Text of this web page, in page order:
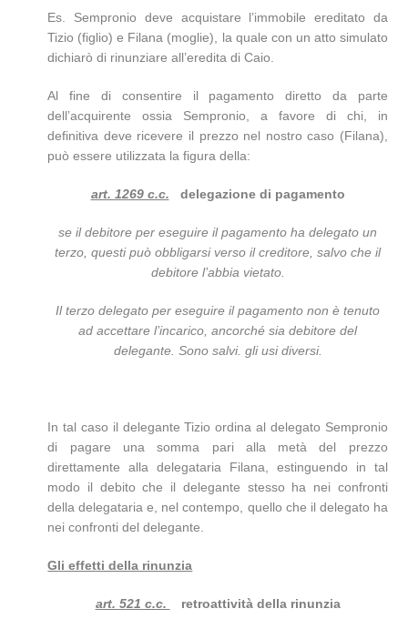
Es. Sempronio deve acquistare l’immobile ereditato da
Tizio (figlio) e Filana (moglie), la quale con un atto simulato
dichiarò di rinunziare all’eredita di Caio.
Al fine di consentire il pagamento diretto da parte
dell’acquirente ossia Sempronio, a favore di chi, in
definitiva deve ricevere il prezzo nel nostro caso (Filana),
può essere utilizzata la figura della:
art. 1269 c.c. delegazione di pagamento
se il debitore per eseguire il pagamento ha delegato un
terzo, questi può obbligarsi verso il creditore, salvo che il
debitore l’abbia vietato.
Il terzo delegato per eseguire il pagamento non è tenuto
ad accettare l’incarico, ancorché sia debitore del
delegante. Sono salvi. gli usi diversi.
In tal caso il delegante Tizio ordina al delegato Sempronio
di pagare una somma pari alla metà del prezzo
direttamente alla delegataria Filana, estinguendo in tal
modo il debito che il delegante stesso ha nei confronti
della delegataria e, nel contempo, quello che il delegato ha
nei confronti del delegante.
Gli effetti della rinunzia
art. 521 c.c. retroattività della rinunzia